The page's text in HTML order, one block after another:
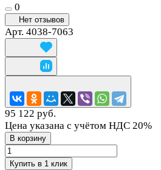
0
Нет отзывов
Арт. 4038-7063
95 122 руб.
Цена указана с учётом НДС 20%
В корзину
Купить в 1 клик